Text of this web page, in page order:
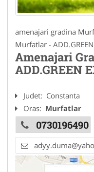
amenajari gradina
Murfatlar - ADD.GREEN
Amenajari
ADD.GREEN
Judet: Constanta
Oras: Murfatlar
0730196490